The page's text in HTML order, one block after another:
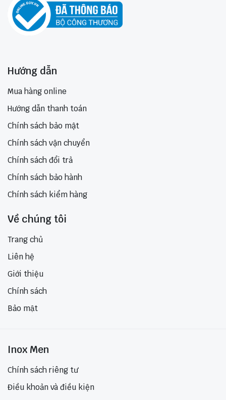
Hướng dẫn
Mua hàng online
Hướng dẫn thanh toán
Chính sách bảo mật
Chính sách vận chuyển
Chính sách đổi trả
Chính sách bảo hành
Chính sách kiểm hàng
Về chúng tôi
Trang chủ
Liên hệ
Giới thiệu
Chính sách
Bảo mật
Inox Men
Chính sách riêng tư
Điều khoản và điều kiện